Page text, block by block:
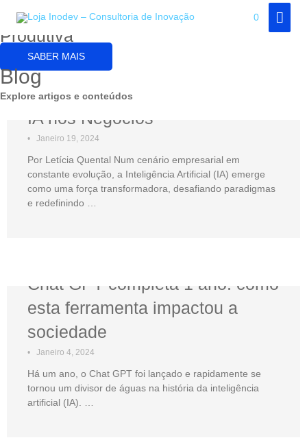
content
0
Portugal 2030 - O incentivo à Inovação
Produtiva
SABER MAIS
Blog
Explore artigos e conteúdos
IA nos Negócios
• Janeiro 19, 2024
Por Letícia Quental Num cenário empresarial em
constante evolução, a Inteligência Artificial (IA) emerge
como uma força transformadora, desafiando paradigmas
e redefinindo …
Chat GPT completa 1 ano: como
esta ferramenta impactou a
sociedade
• Janeiro 4, 2024
Há um ano, o Chat GPT foi lançado e rapidamente se
tornou um divisor de águas na história da inteligência
artificial (IA). …